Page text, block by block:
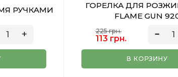
РУЧКАМИ
ГОРЕЛКА ДЛЯ
FLAME GUN
225 грн.
113 грн.
В КОРЗИНУ